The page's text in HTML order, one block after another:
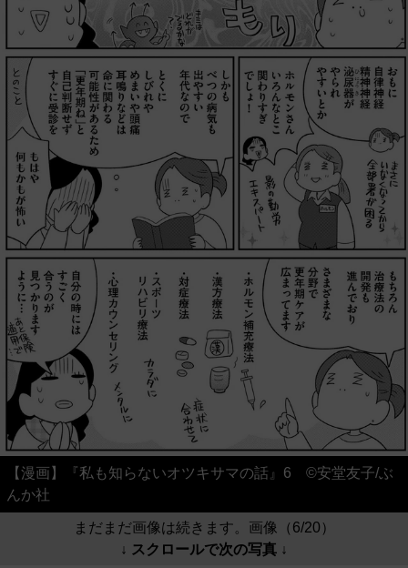
【漫画】『私も知らないオツキサマの話』6 ©安堂友子/ぶ
んか社
まだまだ画像は続きます。画像（6/20）
↓ スクロールで次の写真 ↓